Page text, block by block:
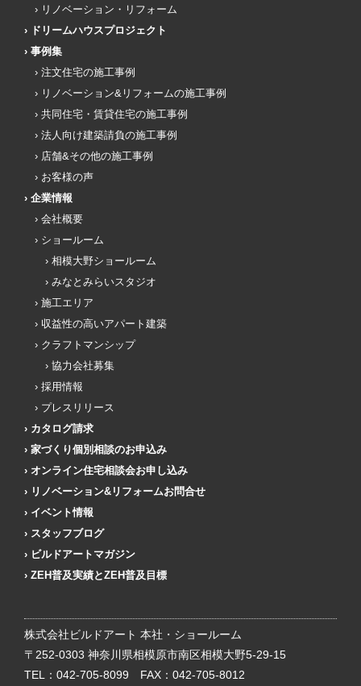
リノベーション・リフォーム
ドリームハウスプロジェクト
事例集
注文住宅の施工事例
リノベーション&リフォームの施工事例
共同住宅・賃貸住宅の施工事例
法人向け建築請負の施工事例
店舗&その他の施工事例
お客様の声
企業情報
会社概要
ショールーム
相模大野ショールーム
みなとみらいスタジオ
施工エリア
収益性の高いアパート建築
クラフトマンシップ
協力会社募集
採用情報
プレスリリース
カタログ請求
家づくり個別相談のお申込み
オンライン住宅相談会お申し込み
リノベーション&リフォームお問合せ
イベント情報
スタッフブログ
ビルドアートマガジン
ZEH普及実績とZEH普及目標
株式会社ビルドアート 本社・ショールーム
〒252-0303 神奈川県相模原市南区相模大野5-29-15
TEL： 042-705-8099 FAX：042-705-8012